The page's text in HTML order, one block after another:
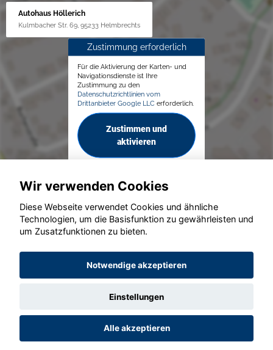
Autohaus Höllerich
Kulmbacher Str. 69, 95233 Helmbrechts
Zustimmung erforderlich
Für die Aktivierung der Karten- und
Navigationsdienste ist Ihre
Zustimmung zu den
Datenschutzrichtlinien vom
Drittanbieter Google LLC erforderlich.
Zustimmen und
aktivieren
© konjunkturmotor.de GmbH 2020 - 2026
Wir verwenden Cookies
Diese Webseite verwendet Cookies und ähnliche
Technologien, um die Basisfunktion zu gewährleisten und
um Zusatzfunktionen zu bieten.
Notwendige akzeptieren
Einstellungen
Alle akzeptieren